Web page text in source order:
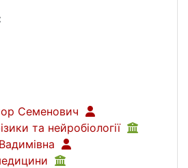
Семенович
та нейробіології